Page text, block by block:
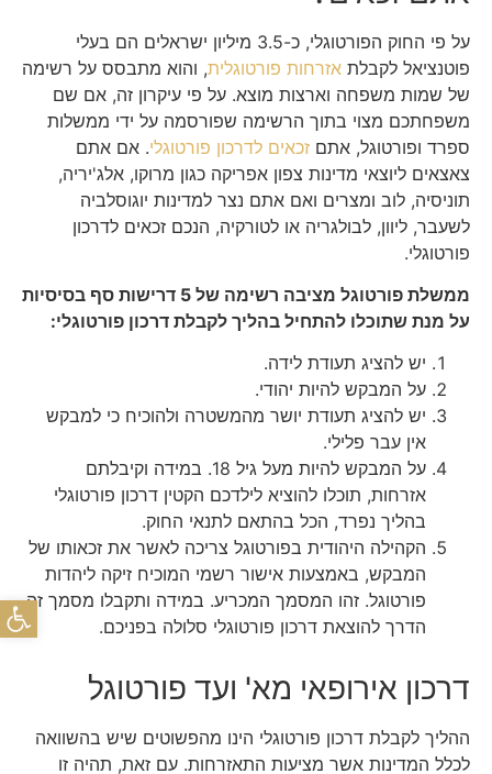
על פי החוק הפורטוגלי, כ-3.5 מיליון ישראלים הם בעלי
פוטנציאל לקבלת אזרחות פורטוגלית, והוא מתבסס על רשימה
של שמות משפחה וארצות מוצא. על פי עיקרון זה, אם שם
משפחתכם מצוי בתוך הרשימה שפורסמה על ידי ממשלות
ספרד ופורטוגל, אתם זכאים לדרכון פורטוגלי. אם אתם
צאצאים ליוצאי מדינות צפון אפריקה כגון מרוקו, אלג'יריה,
תוניסיה, לוב ומצרים ואם אתם נצר למדינות יוגוסלביה
לשעבר, ליוון, לבולגריה או לטורקיה, הנכם זכאים לדרכון
פורטוגלי.
ממשלת פורטוגל מציבה רשימה של 5 דרישות סף בסיסיות
על מנת שתוכלו להתחיל בהליך לקבלת דרכון פורטוגלי:
יש להציג תעודת לידה.
על המבקש להיות יהודי.
יש להציג תעודת יושר מהמשטרה ולהוכיח כי למבקש
אין עבר פלילי.
על המבקש להיות מעל גיל 18. במידה וקיבלתם
אזרחות, תוכלו להוציא לילדכם הקטין דרכון פורטוגלי
בהליך נפרד, הכל בהתאם לתנאי החוק.
הקהילה היהודית בפורטוגל צריכה לאשר את זכאותו של
המבקש, באמצעות אישור רשמי המוכיח זיקה ליהדות
פורטוגל. זהו המסמך המכריע. במידה ותקבלו מסמך זה,
הדרך להוצאת דרכון פורטוגלי סלולה בפניכם.
דרכון אירופאי מא' ועד פורטוגל
ההליך לקבלת דרכון פורטוגלי הינו מהפשוטים שיש בהשוואה
לכלל המדינות אשר מציעות התאזרחות. עם זאת, תהיה זו